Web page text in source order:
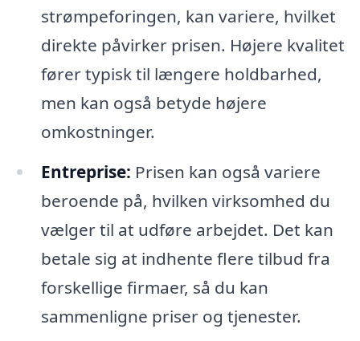
strømpeforingen, kan variere, hvilket
direkte påvirker prisen. Højere kvalitet
fører typisk til længere holdbarhed,
men kan også betyde højere
omkostninger.
Entreprise: Prisen kan også variere
beroende på, hvilken virksomhed du
vælger til at udføre arbejdet. Det kan
betale sig at indhente flere tilbud fra
forskellige firmaer, så du kan
sammenligne priser og tjenester.